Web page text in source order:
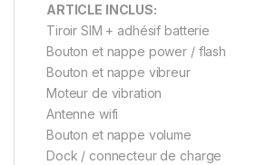
ARTICLE INCLUS:
Tiroir SIM + adhésif batterie
Bouton et nappe power / flash
Bouton et nappe vibreur
Moteur de vibration
Antenne wifi
Bouton et nappe volume
Dock / connecteur de charge